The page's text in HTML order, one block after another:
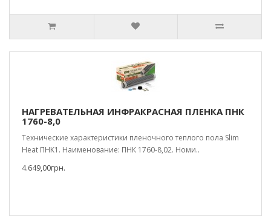
НАГРЕВАТЕЛЬНАЯ ИНФРАКРАСНАЯ ПЛЕНКА ПНК
1760-8,0
Технические характеристики пленочного теплого пола Slim
Heat ПНК1. Наименование: ПНК 1760-8,02. Номи..
4.649,00грн.